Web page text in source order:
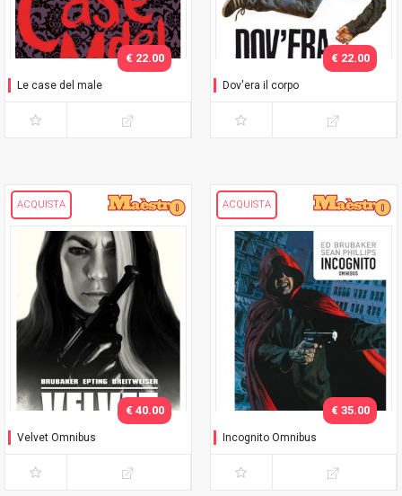
Le case del male
€ 22.00
Dov'era il corpo
€ 22.00
ACQUISTA
Velvet Omnibus
€ 40.00
ACQUISTA
Incognito Omnibus
€ 35.00